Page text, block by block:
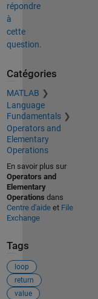
répondre
à
cette
question.
Catégories
MATLAB
Language
Fundamentals
Operators and
Elementary
Operations
En savoir plus sur
Operators and
Elementary
Operations dans
Centre d'aideet File
Exchange
Tags
loop
return
value